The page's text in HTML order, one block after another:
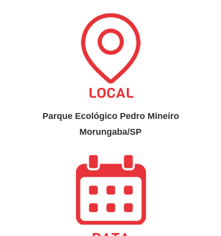
Parque Ecológico Pedro Mineiro
Morungaba/SP